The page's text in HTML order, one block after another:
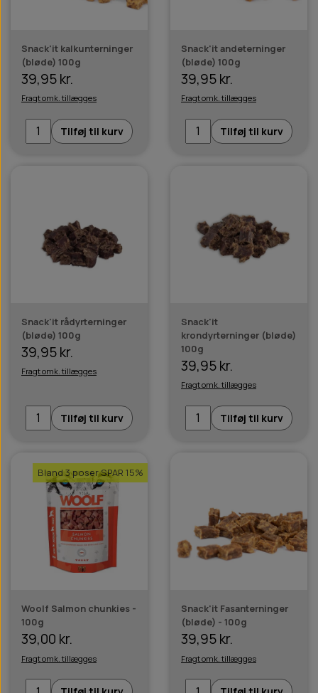
Snack'it kalkunterninger
(bløde) 100g
39,95 kr.
Fragt omk. tillægges
Tilføj til kurv
Snack'it andeterninger
(bløde) 100g
39,95 kr.
Fragt omk. tillægges
Tilføj til kurv
Snack'it rådyrterninger
(bløde) 100g
39,95 kr.
Fragt omk. tillægges
Tilføj til kurv
Snack'it
krondyrterninger (bløde)
100g
39,95 kr.
Fragt omk. tillægges
Tilføj til kurv
Bland 3 poser SPAR 15%
Woolf Salmon chunkies -
100g
39,00 kr.
Fragt omk. tillægges
Snack'it Fasanterninger
(bløde) - 100g
39,95 kr.
Fragt omk. tillægges